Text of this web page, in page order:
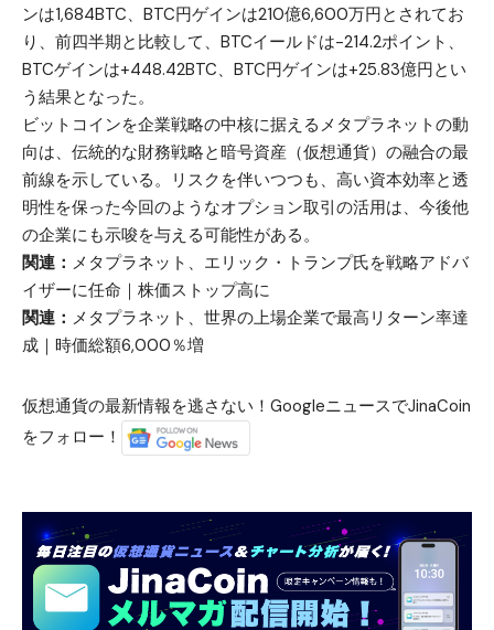
ンは1,684BTC、BTC円ゲインは210億6,600万円とされてお
り、前四半期と比較して、BTCイールドは-214.2ポイント、
BTCゲインは+448.42BTC、BTC円ゲインは+25.83億円とい
う結果となった。
ビットコインを企業戦略の中核に据えるメタプラネットの動
向は、伝統的な財務戦略と暗号資産（仮想通貨）の融合の最
前線を示している。リスクを伴いつつも、高い資本効率と透
明性を保った今回のようなオプション取引の活用は、今後他
の企業にも示唆を与える可能性がある。
関連： メタプラネット、エリック・トランプ氏を戦略アドバ
イザーに任命｜株価ストップ高に
関連： メタプラネット、世界の上場企業で最高リターン率達
成｜時価総額6,000％増
仮想通貨の最新情報を逃さない！GoogleニュースでJinaCoin
をフォロー！